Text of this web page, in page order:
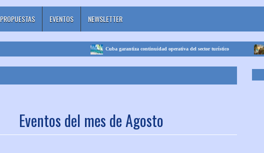
PROPUESTAS EVENTOS NEWSLETTER
Cuba garantiza continuidad operativa del sector turístico
Eventos del mes de Agosto